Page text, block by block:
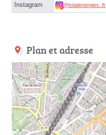
Instagram @totalenergies_fr
Plan et adresse